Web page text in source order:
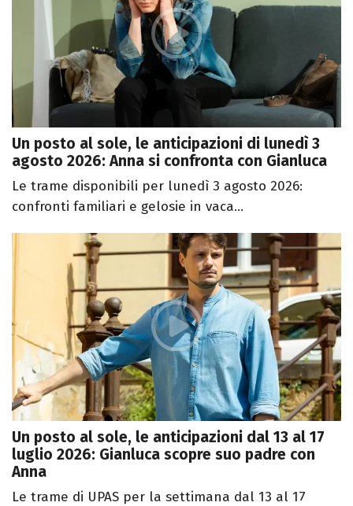
Un posto al sole, le anticipazioni di lunedì 3
agosto 2026: Anna si confronta con Gianluca
Le trame disponibili per lunedì 3 agosto 2026:
confronti familiari e gelosie in vaca...
Un posto al sole, le anticipazioni dal 13 al 17
luglio 2026: Gianluca scopre suo padre con
Anna
Le trame di UPAS per la settimana dal 13 al 17